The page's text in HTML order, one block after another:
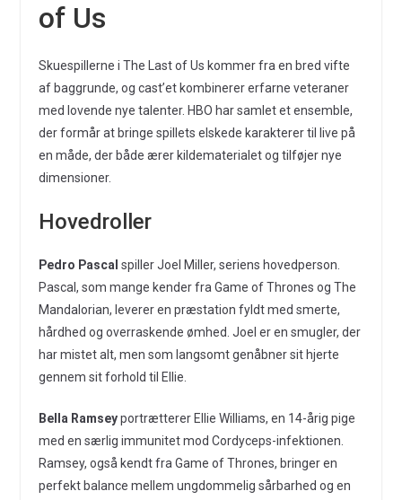
of Us
Skuespillerne i The Last of Us kommer fra en bred vifte
af baggrunde, og cast’et kombinerer erfarne veteraner
med lovende nye talenter. HBO har samlet et ensemble,
der formår at bringe spillets elskede karakterer til live på
en måde, der både ærer kildematerialet og tilføjer nye
dimensioner.
Hovedroller
Pedro Pascal spiller Joel Miller, seriens hovedperson.
Pascal, som mange kender fra Game of Thrones og The
Mandalorian, leverer en præstation fyldt med smerte,
hårdhed og overraskende ømhed. Joel er en smugler, der
har mistet alt, men som langsomt genåbner sit hjerte
gennem sit forhold til Ellie.
Bella Ramseyportrætterer Ellie Williams, en 14-årig pige
med en særlig immunitet mod Cordyceps-infektionen.
Ramsey, også kendt fra Game of Thrones, bringer en
perfekt balance mellem ungdommelig sårbarhed og en